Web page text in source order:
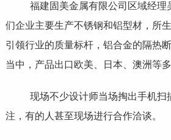
福建固美金属有限公司区域经理
们企业主要生产不锈钢和铝型材，所
引领行业的质量标杆，铝合金的隔热
当中，产品出口欧美、日本、澳洲等
现场不少设计师当场掏出手机扫
注，有的人甚至现场进行合作洽谈。